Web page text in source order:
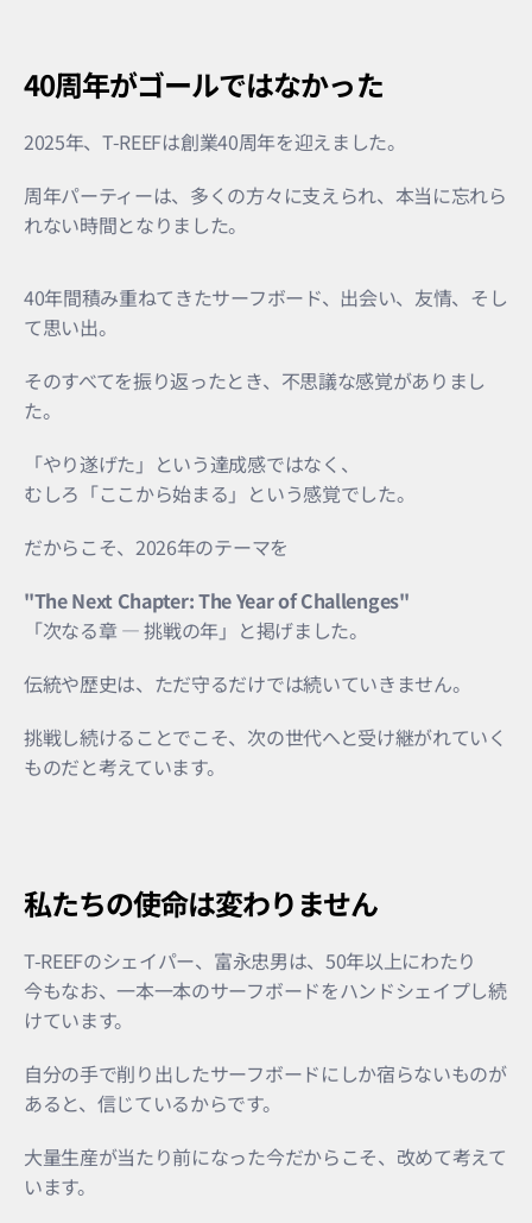
40周年がゴールではなかった
2025年、T-REEFは創業40周年を迎えました。
周年パーティーは、多くの方々に支えられ、本当に忘れら
れない時間となりました。
40年間積み重ねてきたサーフボード、出会い、友情、そし
て思い出。
そのすべてを振り返ったとき、不思議な感覚がありまし
た。
「やり遂げた」という達成感ではなく、
むしろ「ここから始まる」という感覚でした。
だからこそ、2026年のテーマを
"The Next Chapter: The Year of Challenges"
「次なる章 ― 挑戦の年」と掲げました。
伝統や歴史は、ただ守るだけでは続いていきません。
挑戦し続けることでこそ、次の世代へと受け継がれていく
ものだと考えています。
私たちの使命は変わりません
T-REEFのシェイパー、富永忠男は、50年以上にわたり
今もなお、一本一本のサーフボードをハンドシェイプし続
けています。
自分の手で削り出したサーフボードにしか宿らないものが
あると、信じているからです。
大量生産が当たり前になった今だからこそ、改めて考えて
います。